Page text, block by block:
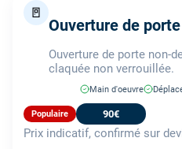
🚪
Ouverture de
Ouverture de porte non-
claquée non verrouillée.
Main d'oeuvre
Populaire 90€
Prix indicatif, confirmé sur